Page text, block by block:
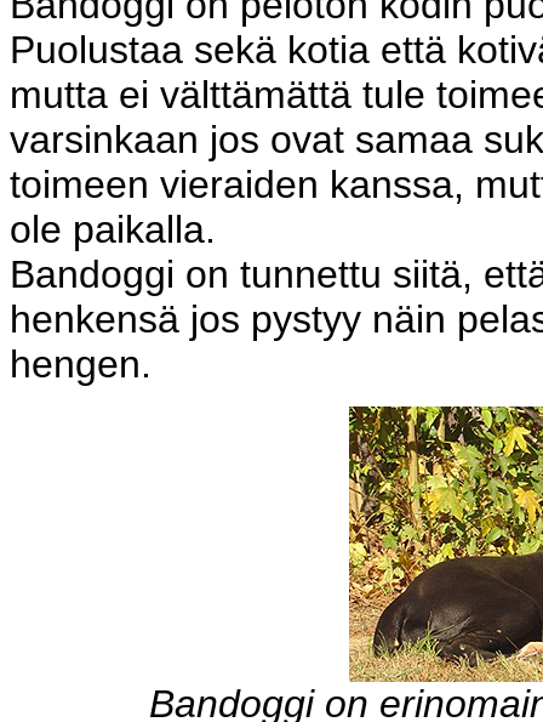
Puolustaa sekä kotia että
mutta ei välttämättä tule
varsinkaan jos ovat samaa
toimeen vieraiden kanssa,
ole paikalla.
Bandoggi on tunnettu siitä,
henkensä jos pystyy näin
hengen.
Bandoggi on